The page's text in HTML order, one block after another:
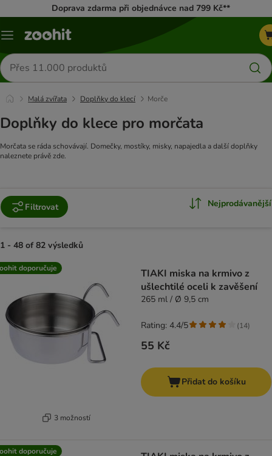
Doprava zdarma při objednávce nad 799 Kč**
Menu
Hledat
produkty
Malá zvířata Doplňky do klecí Morče
Doplňky do klece pro morčata
Morčata se ráda schovávají. Domečky, mostíky, misky, napajedla a další doplňky
naleznete právě zde.
Filtrovat Nejprodávanější
1 - 48 of 82 výsledků
product items have been changed
doporučuje
3 možností
TIAKI miska na krmivo z
ušlechtilé oceli k zavěšení
265 ml / Ø 9,5 cm
55 Kč
Rating: 4.4/5 (14)
Přidat do košíku
doporučuje